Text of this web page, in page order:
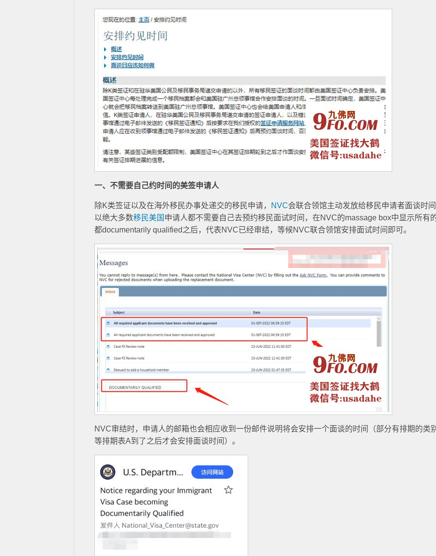
一、不需要自己约时间的美签申请人
除K类签证以及在海外移民办事处递交的移民申请， NVC会联合领馆主动发放给移民申请者面谈时
以绝大多数移民美国 申请人都不需要自己去预约移民面试时间，在NVC的massage box中显示所有
都documentarily qualified之后，代表NVC已经审结，等候NVC联合领馆安排面试时间即可。
NVC审结时，申请人的邮箱也会相应收到一份邮件说明将会安排一个面谈的时间（部分有排期的类
等排期表A到了之后才会安排面谈时间）。